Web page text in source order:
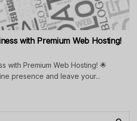
with Premium Web Hosting!
with Premium Web Hosting! 🌟
presence and leave your...